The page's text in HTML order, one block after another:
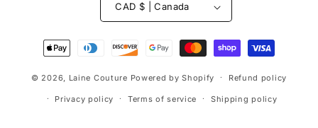
CAD $ | Canada
Payment
methods
© 2026, Laine Couture Powered by Shopify Refund policy
Privacy policy Terms of service Shipping policy